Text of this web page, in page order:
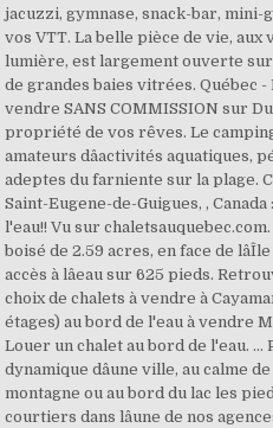
jacuzzi, gymnase, snack-bar, mini-
vos VTT. La belle pièce de vie,
lumière, est largement ouverte
de grandes baies vitrées. Québec
vendre SANS COMMISSION sur
propriété de vos rêves. Le
amateurs dâactivités aquatiques,
adeptes du farniente sur la plage.
Saint-Eugene-de-Guigues, ,
l'eau!! Vu sur
boisé de 2.59 acres, en face de
accès à lâeau sur 625 pieds.
choix de chalets à vendre à
étages) au bord de l'eau à vendre
Louer un chalet au bord de l'eau. ...
dynamique dâune ville, au calme
montagne ou au bord du lac les
courtiers dans lâune de nos